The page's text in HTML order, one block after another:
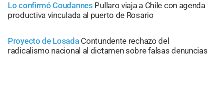
Lo confirmó Coudannes Pullaro viaja a Chile con agenda
productiva vinculada al puerto de Rosario
Proyecto de Losada Contundente rechazo del
radicalismo nacional al dictamen sobre falsas denuncias